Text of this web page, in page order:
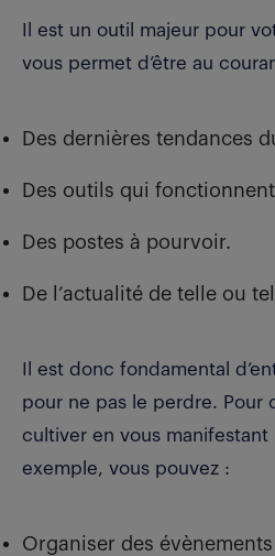
Il est un outil majeur pour
vous permet d’être au
Des dernières tendances
Des outils qui
Des postes à pourvoir.
De l’actualité de telle ou
Il est donc fondamental
pour ne pas le perdre. Pour
cultiver en vous manifestant
exemple, vous pouvez :
Organiser des